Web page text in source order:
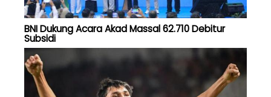
BNI Dukung Acara Akad Massal 62.710 Debitur
Subsidi